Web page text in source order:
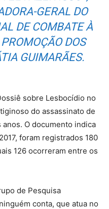
GERAL DO
DE COMBATE À
DOS
GUIMARÃES.
sobre Lesbocídio no
do assassinato de
O documento indica
foram registrados 180
126 ocorreram entre os
de Pesquisa
conta, que atua no